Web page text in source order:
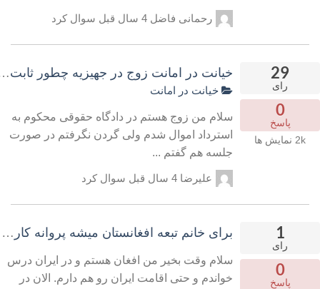
رحمانی فاضل 4 سال قبل سوال کرد
29
رای
0
پاسخ
2k
نمایش ها
خیانت در امانت زوج در جهیزیه چطور
خیانت در امانت
سلام من زوج هستم در دادگاه حقوقی محکوم به
استرداد اموال شدم ولی گردن نگرفتم در صورت
جلسه هم گفتم ...
علیرضا 4 سال قبل سوال کرد
1
رای
0
پاسخ
برای خانم تبعه افغانستان میشه پروانه کار
سلام وقت بخیر من افغان هستم و در ایران درس
خواندم و حتی اقامت ایران رو هم دارم. الان در